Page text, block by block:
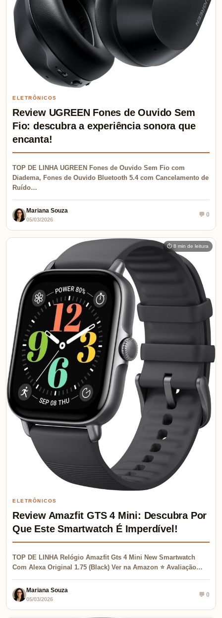
ELETRÔNICOS
Review UGREEN Fones de Ouvido Sem
Fio: descubra a experiência sonora que
encanta!
TOP DE LINHA UGREEN Fones de Ouvido Sem Fio com
Diadema, Fones de Ouvido Bluetooth 5.4 com Cancelamento de
Ruído…
Mariana Souza
05/03/2026
💬 0
⏱ 8 min de leitura
ELETRÔNICOS
Review Amazfit GTS 4 Mini: Descubra Por
Que Este Smartwatch É Imperdível!
TOP DE LINHA Relógio Amazfit Gts 4 Mini New Smartwatch
Com Alexa Original 1.75 (Black) Ver na Amazon ⭐ Avaliação…
Mariana Souza
05/03/2026
💬 0